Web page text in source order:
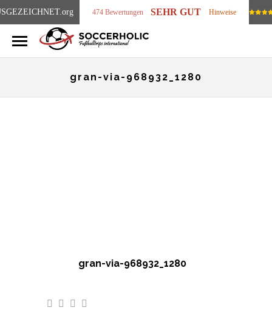
.org 474 Bewertungen SEHR GUT Hinweise
gran-via-968932_1280
gran-via-968932_1280